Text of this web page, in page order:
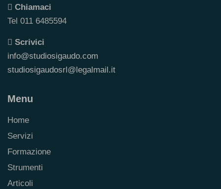
Chiamaci
Tel 011 6485594
Scrivici
info@studiosigaudo.com
studiosigaudosrl@legalmail.it
Menu
Home
Servizi
Formazione
Strumenti
Articoli